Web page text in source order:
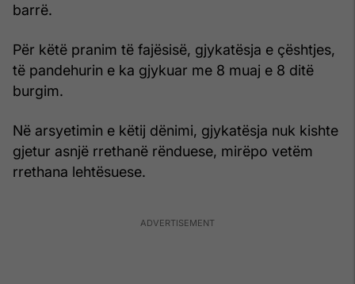
barrë.
Për këtë pranim të fajësisë, gjykatësja e çështjes,
të pandehurin e ka gjykuar me 8 muaj e 8 ditë
burgim.
Në arsyetimin e këtij dënimi, gjykatësja nuk kishte
gjetur asnjë rrethanë rënduese, mirëpo vetëm
rrethana lehtësuese.